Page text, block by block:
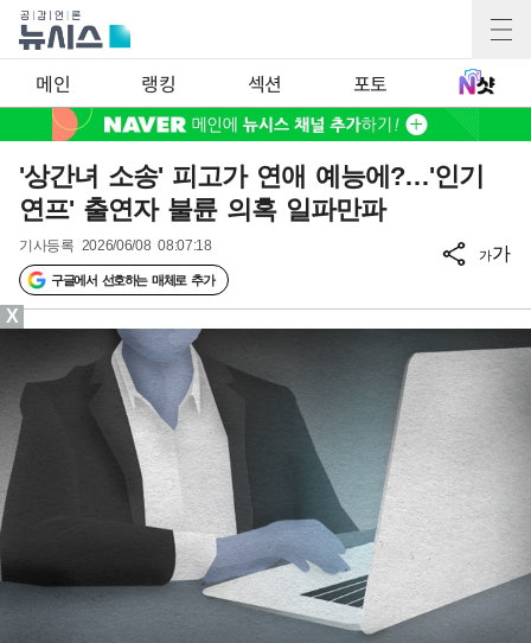
메인 랭킹 섹션 포토
'상간녀 소송' 피고가 연애 예능에?…'인기
연프' 출연자 불륜 의혹 일파만파
기사등록 2026/06/08 08:07:18
구글에서 선호하는 매체로 추가
가가
X